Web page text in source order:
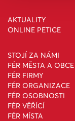
AKTUALITY
ONLINE PETICE
STOJÍ ZA NÁMI
FÉR MĚSTA A OBCE
FÉR FIRMY
FÉR ORGANIZACE
FÉR OSOBNOSTI
FÉR VĚŘÍCÍ
FÉR MÍSTA